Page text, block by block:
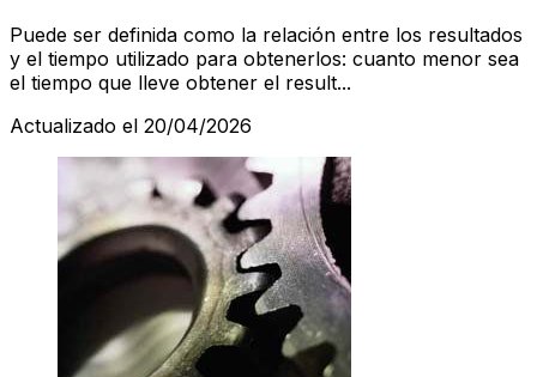
Puede ser definida como la relación entre los resultados
y el tiempo utilizado para obtenerlos: cuanto menor sea
el tiempo que lleve obtener el result...
Actualizado el 20/04/2026